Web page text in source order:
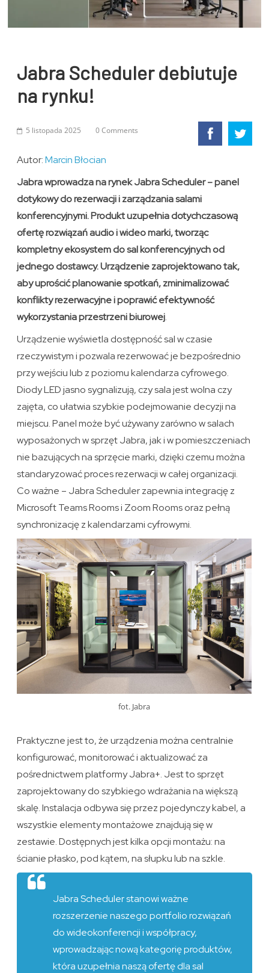
Jabra Scheduler debiutuje
na rynku!
5 listopada 2025 0 Comments
Autor:Marcin Błocian
Jabra wprowadza na rynek Jabra Scheduler – panel
dotykowy do rezerwacji i zarządzania salami
konferencyjnymi. Produkt uzupełnia dotychczasową
ofertę rozwiązań audio i wideo marki, tworząc
kompletny ekosystem do sal konferencyjnych od
jednego dostawcy. Urządzenie zaprojektowano tak,
aby uprościć planowanie spotkań, zminimalizować
konflikty rezerwacyjne i poprawić efektywność
wykorzystania przestrzeni biurowej.
Urządzenie wyświetla dostępność sal w czasie
rzeczywistym i pozwala rezerwować je bezpośrednio
przy wejściu lub z poziomu kalendarza cyfrowego.
Diody LED jasno sygnalizują, czy sala jest wolna czy
zajęta, co ułatwia szybkie podejmowanie decyzji na
miejscu. Panel może być używany zarówno w salach
wyposażonych w sprzęt Jabra, jak i w pomieszczeniach
nie bazujących na sprzęcie marki, dzięki czemu można
standaryzować proces rezerwacji w całej organizacji.
Co ważne – Jabra Scheduler zapewnia integrację z
Microsoft Teams Rooms i Zoom Rooms oraz pełną
synchronizację z kalendarzami cyfrowymi.
fot. Jabra
Praktyczne jest to, że urządzenia można centralnie
konfigurować, monitorować i aktualizować za
pośrednictwem platformy Jabra+. Jest to sprzęt
zaprojektowany do szybkiego wdrażania na większą
skalę. Instalacja odbywa się przez pojedynczy kabel, a
wszystkie elementy montażowe znajdują się w
zestawie. Dostępnych jest kilka opcji montażu: na
ścianie płasko, pod kątem, na słupku lub na szkle.
Jabra Scheduler stanowi ważne
rozszerzenie naszego portfolio rozwiązań
do wideokonferencji i współpracy,
wprowadzając nową kategorię produktów,
która uzupełnia naszą ofertę dla sal